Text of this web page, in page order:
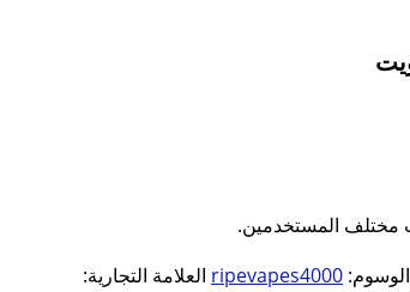
الوسوم: ripevapes4000 العلامة التجارية: